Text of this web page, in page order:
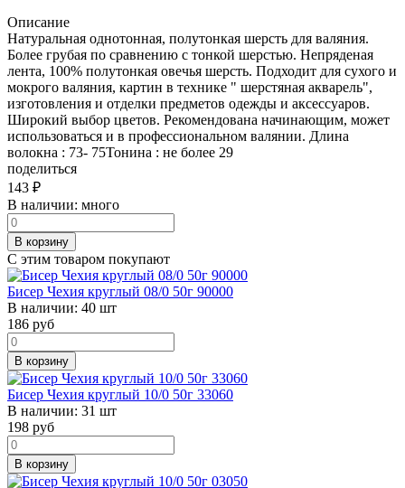
Описание
Натуральная однотонная, полутонкая шерсть для валяния.
Более грубая по сравнению с тонкой шерстью. Непряденая
лента, 100% полутонкая овечья шерсть. Подходит для сухого и
мокрого валяния, картин в технике " шерстяная акварель",
изготовления и отделки предметов одежды и аксессуаров.
Широкий выбор цветов. Рекомендована начинающим, может
использоваться и в профессиональном валянии. Длина
волокна : 73- 75Тонина : не более 29
поделиться
143 ₽
В наличии: много
В корзину
С этим товаром покупают
Бисер Чехия круглый 08/0 50г 90000
В наличии: 40 шт
186 руб
В корзину
Бисер Чехия круглый 10/0 50г 33060
В наличии: 31 шт
198 руб
В корзину